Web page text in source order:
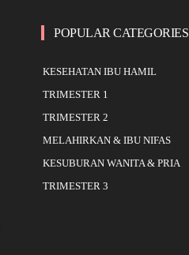
POPULAR CATEGORIES
KESEHATAN IBU HAMIL
TRIMESTER 1
TRIMESTER 2
MELAHIRKAN & IBU NIFAS
KESUBURAN WANITA & PRIA
TRIMESTER 3